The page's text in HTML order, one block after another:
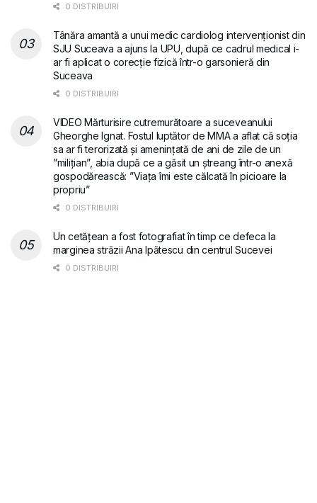
0 DISTRIBUIRI
Tânăra amantă a unui medic cardiolog intervenționist din
SJU Suceava a ajuns la UPU, după ce cadrul medical i-
ar fi aplicat o corecție fizică într-o garsonieră din
Suceava
0 DISTRIBUIRI
VIDEO Mărturisire cutremurătoare a suceveanului
Gheorghe Ignat. Fostul luptător de MMA a aflat că soția
sa ar fi terorizată și amenințată de ani de zile de un
”milițian”, abia după ce a găsit un ștreang într-o anexă
gospodărească: ”Viața îmi este călcată în picioare la
propriu”
0 DISTRIBUIRI
Un cetățean a fost fotografiat în timp ce defeca la
marginea străzii Ana Ipătescu din centrul Sucevei
0 DISTRIBUIRI